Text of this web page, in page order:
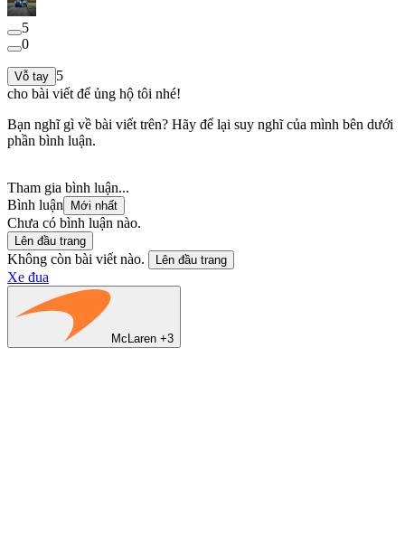
5
0
Vỗ tay 5
cho bài viết để ủng hộ tôi nhé!
Bạn nghĩ gì về bài viết trên? Hãy để lại suy nghĩ của mình bên dưới
phần bình luận.
Tham gia bình luận...
Bình luận
Mới nhất
Chưa có bình luận nào.
Lên đầu trang
Không còn bài viết nào. Lên đầu trang
Xe đua
McLaren +3